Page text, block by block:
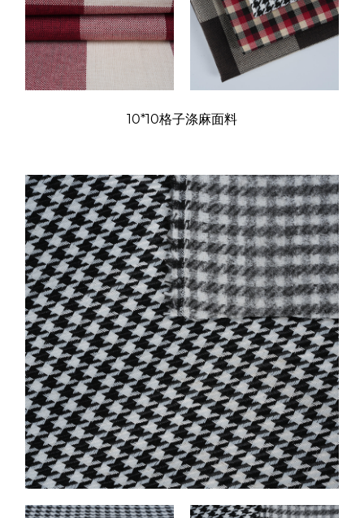
10*10格子涤麻面料